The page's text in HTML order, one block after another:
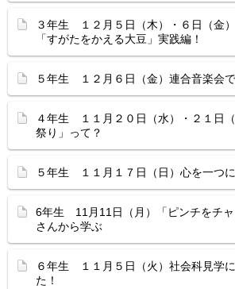
３年生 １２月５日（木）・６日（金）
「すがたをかえる大豆」実践編！
５年生 １２月６日（金）連合音楽会で
４年生 １１月２０日（水）・２１日
祭り」って？
５年生 １１月１７日（日）心を一つ
6年生 11月11日（月）「ピンチをチ
さんから学ぶ
６年生 １１月５日（火）社会科見学
た！